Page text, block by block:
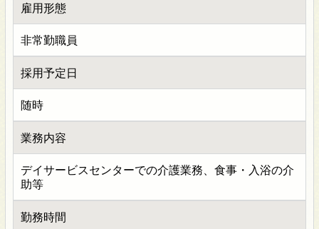
雇用形態
非常勤職員
採用予定日
随時
業務内容
デイサービスセンターでの介護業務、食事・入浴の介
助等
勤務時間